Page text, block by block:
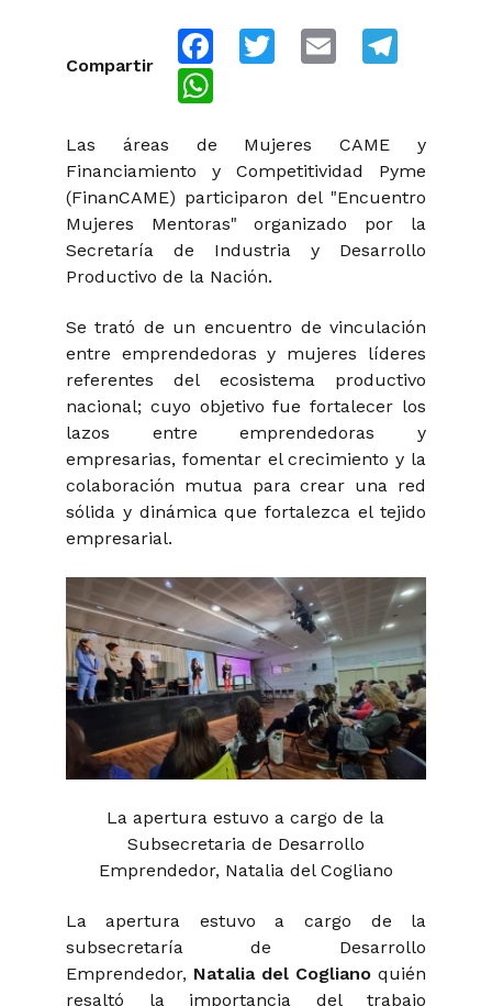
Compartir
FacebookTwitter Email
Las áreas de Mujeres CAME y
Financiamiento y Competitividad Pyme
(FinanCAME) participaron del "Encuentro
Mujeres Mentoras" organizado por la
Secretaría de Industria y Desarrollo
Productivo de la Nación.
Se trató de un encuentro de vinculación
entre emprendedoras y mujeres líderes
referentes del ecosistema productivo
nacional; cuyo objetivo fue fortalecer los
lazos entre emprendedoras y
empresarias, fomentar el crecimiento y la
colaboración mutua para crear una red
sólida y dinámica que fortalezca el tejido
empresarial.
La apertura estuvo a cargo de la
Subsecretaria de Desarrollo
Emprendedor, Natalia del Cogliano
La apertura estuvo a cargo de la
subsecretaría de Desarrollo
Emprendedor, Natalia del Cogliano quién
resaltó la importancia del trabajo